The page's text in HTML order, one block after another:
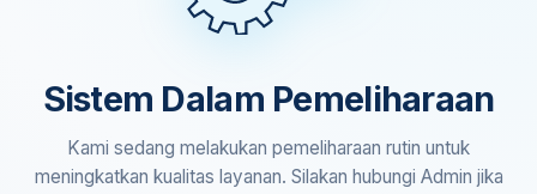
Sistem Dalam Pemeliharaan
Kami sedang melakukan pemeliharaan rutin untuk
meningkatkan kualitas layanan. Silakan hubungi Admin jika